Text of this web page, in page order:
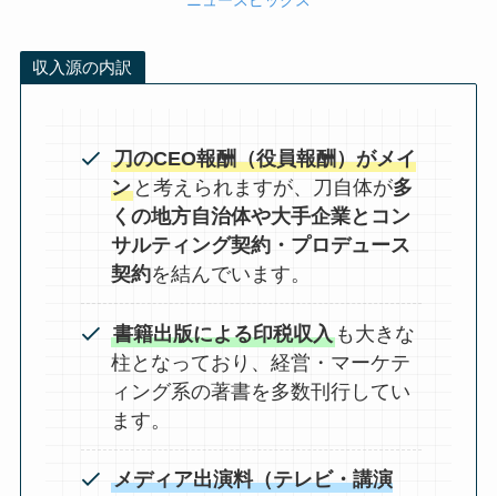
収入源の内訳
刀のCEO報酬（役員報酬）がメイ
ンと考えられますが、刀自体が多
くの地方自治体や大手企業とコン
サルティング契約・プロデュース
契約を結んでいます。
書籍出版による印税収入も大きな
柱となっており、経営・マーケテ
ィング系の著書を多数刊行してい
ます。
メディア出演料（テレビ・講演